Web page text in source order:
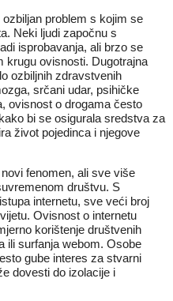
ozbiljan problem s kojim se
Neki ljudi započnu s
isprobavanja, ali brzo se
krugu ovisnosti. Dugotrajna
ozbiljnih zdravstvenih
srčani udar, psihičke
ovisnost o drogama često
bi se osigurala sredstva za
život pojedinca i njegove
fenomen, ali sve više
društvu. S
internetu, sve veći broj
Ovisnost o internetu
korištenje društvenih
ili surfanja webom. Osobe
gube interes za stvarni
dovesti do izolacije i